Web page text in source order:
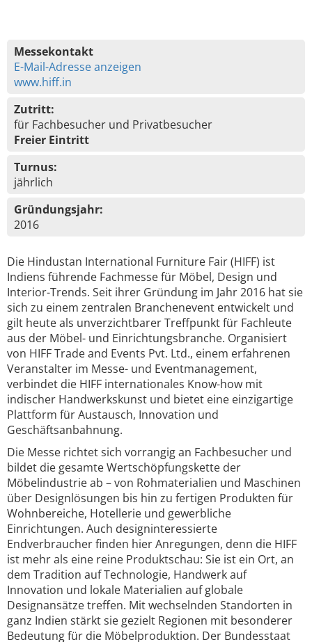
Messekontakt
E-Mail-Adresse anzeigen
www.hiff.in
Zutritt:
für Fachbesucher und Privatbesucher
Freier Eintritt
Turnus:
jährlich
Gründungsjahr:
2016
Die Hindustan International Furniture Fair (HIFF) ist
Indiens führende Fachmesse für Möbel, Design und
Interior-Trends. Seit ihrer Gründung im Jahr 2016 hat sie
sich zu einem zentralen Branchenevent entwickelt und
gilt heute als unverzichtbarer Treffpunkt für Fachleute
aus der Möbel- und Einrichtungsbranche. Organisiert
von HIFF Trade and Events Pvt. Ltd., einem erfahrenen
Veranstalter im Messe- und Eventmanagement,
verbindet die HIFF internationales Know-how mit
indischer Handwerkskunst und bietet eine einzigartige
Plattform für Austausch, Innovation und
Geschäftsanbahnung.
Die Messe richtet sich vorrangig an Fachbesucher und
bildet die gesamte Wertschöpfungskette der
Möbelindustrie ab – von Rohmaterialien und Maschinen
über Designlösungen bis hin zu fertigen Produkten für
Wohnbereiche, Hotellerie und gewerbliche
Einrichtungen. Auch designinteressierte
Endverbraucher finden hier Anregungen, denn die HIFF
ist mehr als eine reine Produktschau: Sie ist ein Ort, an
dem Tradition auf Technologie, Handwerk auf
Innovation und lokale Materialien auf globale
Designansätze treffen. Mit wechselnden Standorten in
ganz Indien stärkt sie gezielt Regionen mit besonderer
Bedeutung für die Möbelproduktion. Der Bundesstaat